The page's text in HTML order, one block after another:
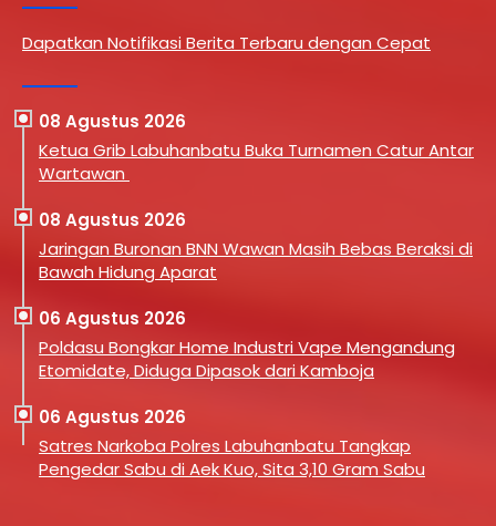
Dapatkan Notifikasi Berita Terbaru dengan Cepat
08 Agustus 2026
Ketua Grib Labuhanbatu Buka Turnamen Catur Antar
Wartawan
08 Agustus 2026
Jaringan Buronan BNN Wawan Masih Bebas Beraksi di
Bawah Hidung Aparat
06 Agustus 2026
Poldasu Bongkar Home Industri Vape Mengandung
Etomidate, Diduga Dipasok dari Kamboja
06 Agustus 2026
Satres Narkoba Polres Labuhanbatu Tangkap
Pengedar Sabu di Aek Kuo, Sita 3,10 Gram Sabu